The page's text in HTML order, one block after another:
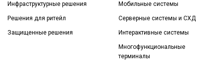
Инфраструктурные решения
Решения для ритейл
Защищенные решения
Мобильные системы
Серверные системы и СХД
Интерактивные системы
Многофункциональные
терминалы